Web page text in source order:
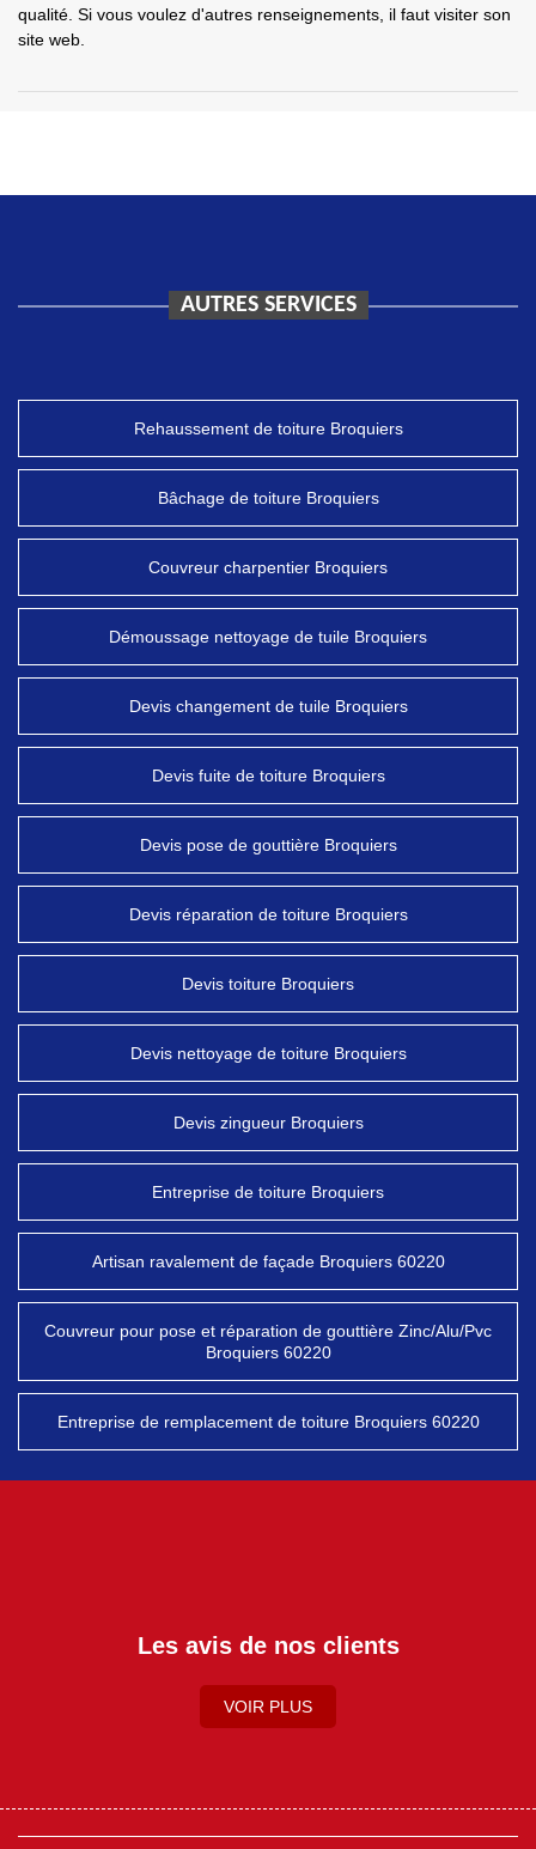
qualité. Si vous voulez d'autres renseignements, il faut visiter son
site web.
AUTRES SERVICES
Rehaussement de toiture Broquiers
Bâchage de toiture Broquiers
Couvreur charpentier Broquiers
Démoussage nettoyage de tuile Broquiers
Devis changement de tuile Broquiers
Devis fuite de toiture Broquiers
Devis pose de gouttière Broquiers
Devis réparation de toiture Broquiers
Devis toiture Broquiers
Devis nettoyage de toiture Broquiers
Devis zingueur Broquiers
Entreprise de toiture Broquiers
Artisan ravalement de façade Broquiers 60220
Couvreur pour pose et réparation de gouttière Zinc/Alu/Pvc
Broquiers 60220
Entreprise de remplacement de toiture Broquiers 60220
Les avis de nos clients
VOIR PLUS